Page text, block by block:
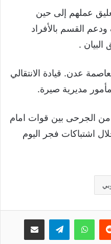
عملهم إلى حين
القسم بالأفراد
البيان .
عدن. قيادة الانتقالي
مديرية صيرة.
الجرحى بين قوات امام
اشتباكات فجر اليوم
واتسابتيلقرام مشاركة عبر البريد